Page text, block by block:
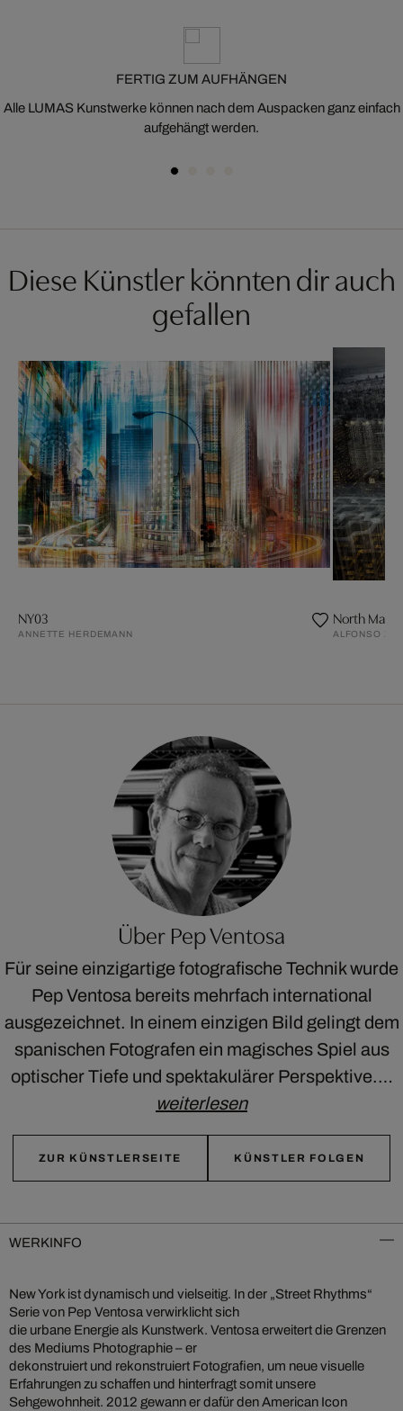
FERTIG ZUM AUFHÄNGEN
Alle LUMAS Kunstwerke können nach dem Auspacken ganz einfach
aufgehängt werden.
Diese Künstler könnten dir auch
gefallen
NY03
ANNETTE HERDEMANN
North
ALFONSO
Über Pep Ventosa
Für seine einzigartige fotografische Technik wurde
Pep Ventosa bereits mehrfach international
ausgezeichnet. In einem einzigen Bild gelingt dem
spanischen Fotografen ein magisches Spiel aus
optischer Tiefe und spektakulärer Perspektive.…
weiterlesen
ZUR KÜNSTLERSEITE KÜNSTLER FOLGEN
WERKINFO
New York ist dynamisch und vielseitig. In der „Street Rhythms“
Serie von Pep Ventosa verwirklicht sich
die urbane Energie als Kunstwerk. Ventosa erweitert die Grenzen
des Mediums Photographie – er
dekonstruiert und rekonstruiert Fotografien, um neue visuelle
Erfahrungen zu schaffen und hinterfragt somit unsere
Sehgewohnheit. 2012 gewann er dafür den American Icon